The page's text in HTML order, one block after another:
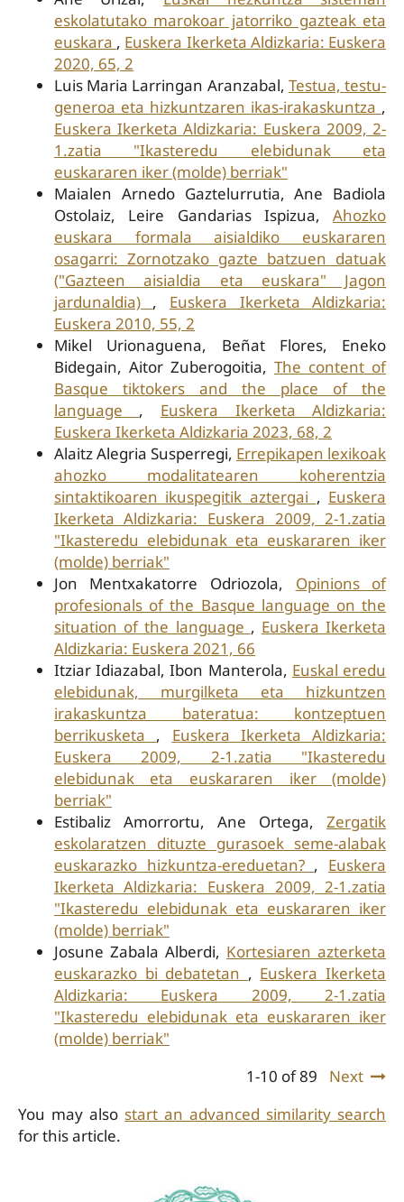
eskolatutako marokoar jatorriko gazteak eta
euskara , Euskera Ikerketa Aldizkaria: Euskera
2020, 65, 2
Luis Maria Larringan Aranzabal, Testua, testu-
generoa eta hizkuntzaren ikas-irakaskuntza ,
Euskera Ikerketa Aldizkaria: Euskera 2009, 2-
1.zatia "Ikasteredu elebidunak eta
euskararen iker (molde) berriak"
Maialen Arnedo Gaztelurrutia, Ane Badiola
Ostolaiz, Leire Gandarias Ispizua,Ahozko
euskara formala aisialdiko euskararen
osagarri: Zornotzako gazte batzuen datuak
("Gazteen aisialdia eta euskara" Jagon
jardunaldia) , Euskera Ikerketa Aldizkaria:
Euskera 2010, 55, 2
Mikel Urionaguena, Beñat Flores, Eneko
Bidegain, Aitor Zuberogoitia,The content of
Basque tiktokers and the place of the
language , Euskera Ikerketa Aldizkaria:
Euskera Ikerketa Aldizkaria 2023, 68, 2
Alaitz Alegria Susperregi, Errepikapen lexikoak
ahozko modalitatearen koherentzia
sintaktikoaren ikuspegitik aztergai , Euskera
Ikerketa Aldizkaria: Euskera 2009, 2-1.zatia
"Ikasteredu elebidunak eta euskararen iker
(molde) berriak"
Jon Mentxakatorre Odriozola, Opinions of
profesionals of the Basque language on the
situation of the language , Euskera Ikerketa
Aldizkaria: Euskera 2021, 66
Itziar Idiazabal, Ibon Manterola, Euskal eredu
elebidunak, murgilketa eta hizkuntzen
irakaskuntza bateratua: kontzeptuen
berrikusketa , Euskera Ikerketa Aldizkaria:
Euskera 2009, 2-1.zatia "Ikasteredu
elebidunak eta euskararen iker (molde)
berriak"
Estibaliz Amorrortu, Ane Ortega,Zergatik
eskolaratzen dituzte gurasoek seme-alabak
euskarazko hizkuntza-ereduetan? , Euskera
Ikerketa Aldizkaria: Euskera 2009, 2-1.zatia
"Ikasteredu elebidunak eta euskararen iker
(molde) berriak"
Josune Zabala Alberdi, Kortesiaren azterketa
euskarazko bi debatetan , Euskera Ikerketa
Aldizkaria: Euskera 2009, 2-1.zatia
"Ikasteredu elebidunak eta euskararen iker
(molde) berriak"
1-10 of 89
Next
You may also start an advanced similarity search
for this article.